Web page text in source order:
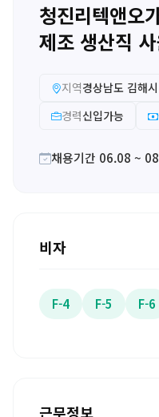
청진리텍앤오
제조 생산직
지역경상남도 김해시
경력신입가능
채용기간 06.08 ~
비자
F-4 F-5 F-6
근무정보